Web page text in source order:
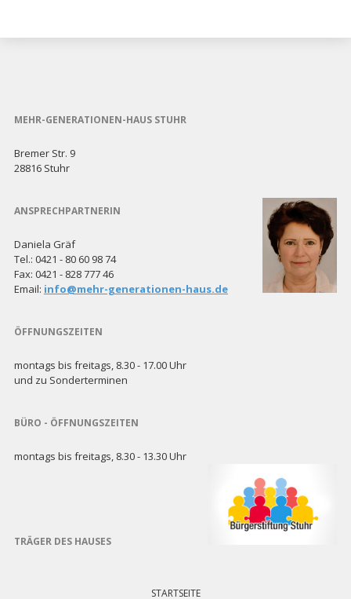
MEHR-GENERATIONEN-HAUS STUHR
Bremer Str. 9
28816 Stuhr
ANSPRECHPARTNERIN
Daniela Gräf
Tel.: 0421 - 80 60 98 74
Fax: 0421 - 828 777 46
Email: info@mehr-generationen-haus.de
ÖFFNUNGSZEITEN
montags bis freitags, 8.30 - 17.00 Uhr
und zu Sonderterminen
BÜRO - ÖFFNUNGSZEITEN
montags bis freitags, 8.30 - 13.30 Uhr
TRÄGER DES HAUSES
STARTSEITE